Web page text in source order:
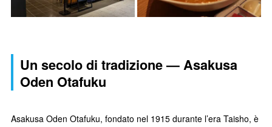
Un secolo di tradizione — Asakusa
Oden Otafuku
Asakusa Oden Otafuku, fondato nel 1915 durante l’era Taisho, è